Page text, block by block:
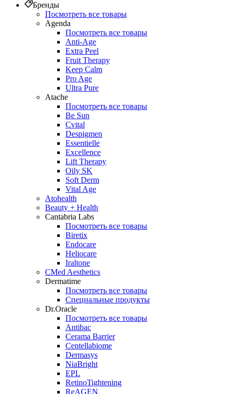
Бренды
Посмотреть все товары
Agenda
Посмотреть все товары
Anti‑Age
Extra Peel
Fruit Therapy
Keep Calm
Pro Age
Ultra Pure
Atache
Посмотреть все товары
Be Sun
Cvital
Despigmen
Essentielle
Excellence
Lift Therapy
Oily SK
Soft Derm
Vital Age
Atohealth
Beauty + Health
Cantabria Labs
Посмотреть все товары
Biretix
Endocare
Heliocare
Iraltone
CMed Aesthetics
Dermatime
Посмотреть все товары
Специальные продукты
Dr.Oracle
Посмотреть все товары
Antibac
Cerama Barrier
Centellabiome
Dermasys
NiaBright
EPL
RetinoTightening
ReAGEN